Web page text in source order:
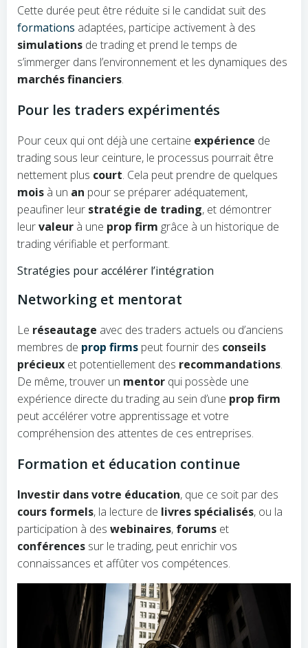
Cette durée peut être réduite si le candidat suit des
formations adaptées, participe activement à des
simulations de trading et prend le temps de
s’immerger dans l’environnement et les dynamiques des
marchés financiers.
Pour les traders expérimentés
Pour ceux qui ont déjà une certaine expérience de
trading sous leur ceinture, le processus pourrait être
nettement plus court. Cela peut prendre de quelques
mois à un an pour se préparer adéquatement,
peaufiner leur stratégie de trading, et démontrer
leurvaleur à une prop firm grâce à un historique de
trading vérifiable et performant.
Stratégies pour accélérer l’intégration
Networking et mentorat
Le réseautage avec des traders actuels ou d’anciens
membres de prop firms peut fournir des conseils
précieux et potentiellement des recommandations.
De même, trouver un mentor qui possède une
expérience directe du trading au sein d’une prop firm
peut accélérer votre apprentissage et votre
compréhension des attentes de ces entreprises.
Formation et éducation continue
Investir dans votre éducation, que ce soit par des
cours formels, la lecture de livres spécialisés, ou la
participation à des webinaires, forums et
conférences sur le trading, peut enrichir vos
connaissances et affûter vos compétences.